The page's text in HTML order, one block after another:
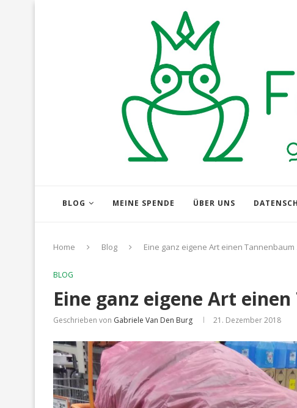
BLOG MEINE SPENDE ÜBER UNS
Home Blog Eine ganz eigene Art einen
BLOG
Eine ganz eigene Art
Geschrieben von Gabriele Van Den Burg 21. Dezember 2018